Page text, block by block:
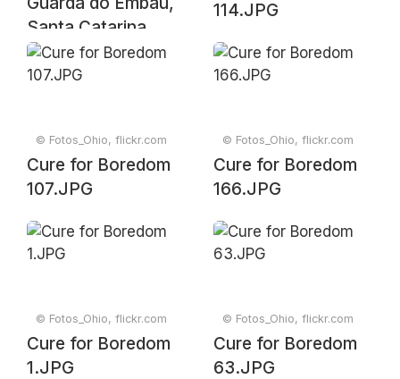
Santa Catarina,
Brasil
114.JPG
© Fotos_Ohio, flickr.com
Cure for Boredom
107.JPG
© Fotos_Ohio, flickr.com
Cure for Boredom
166.JPG
© Fotos_Ohio, flickr.com
Cure for Boredom
1.JPG
© Fotos_Ohio, flickr.com
Cure for Boredom
63.JPG